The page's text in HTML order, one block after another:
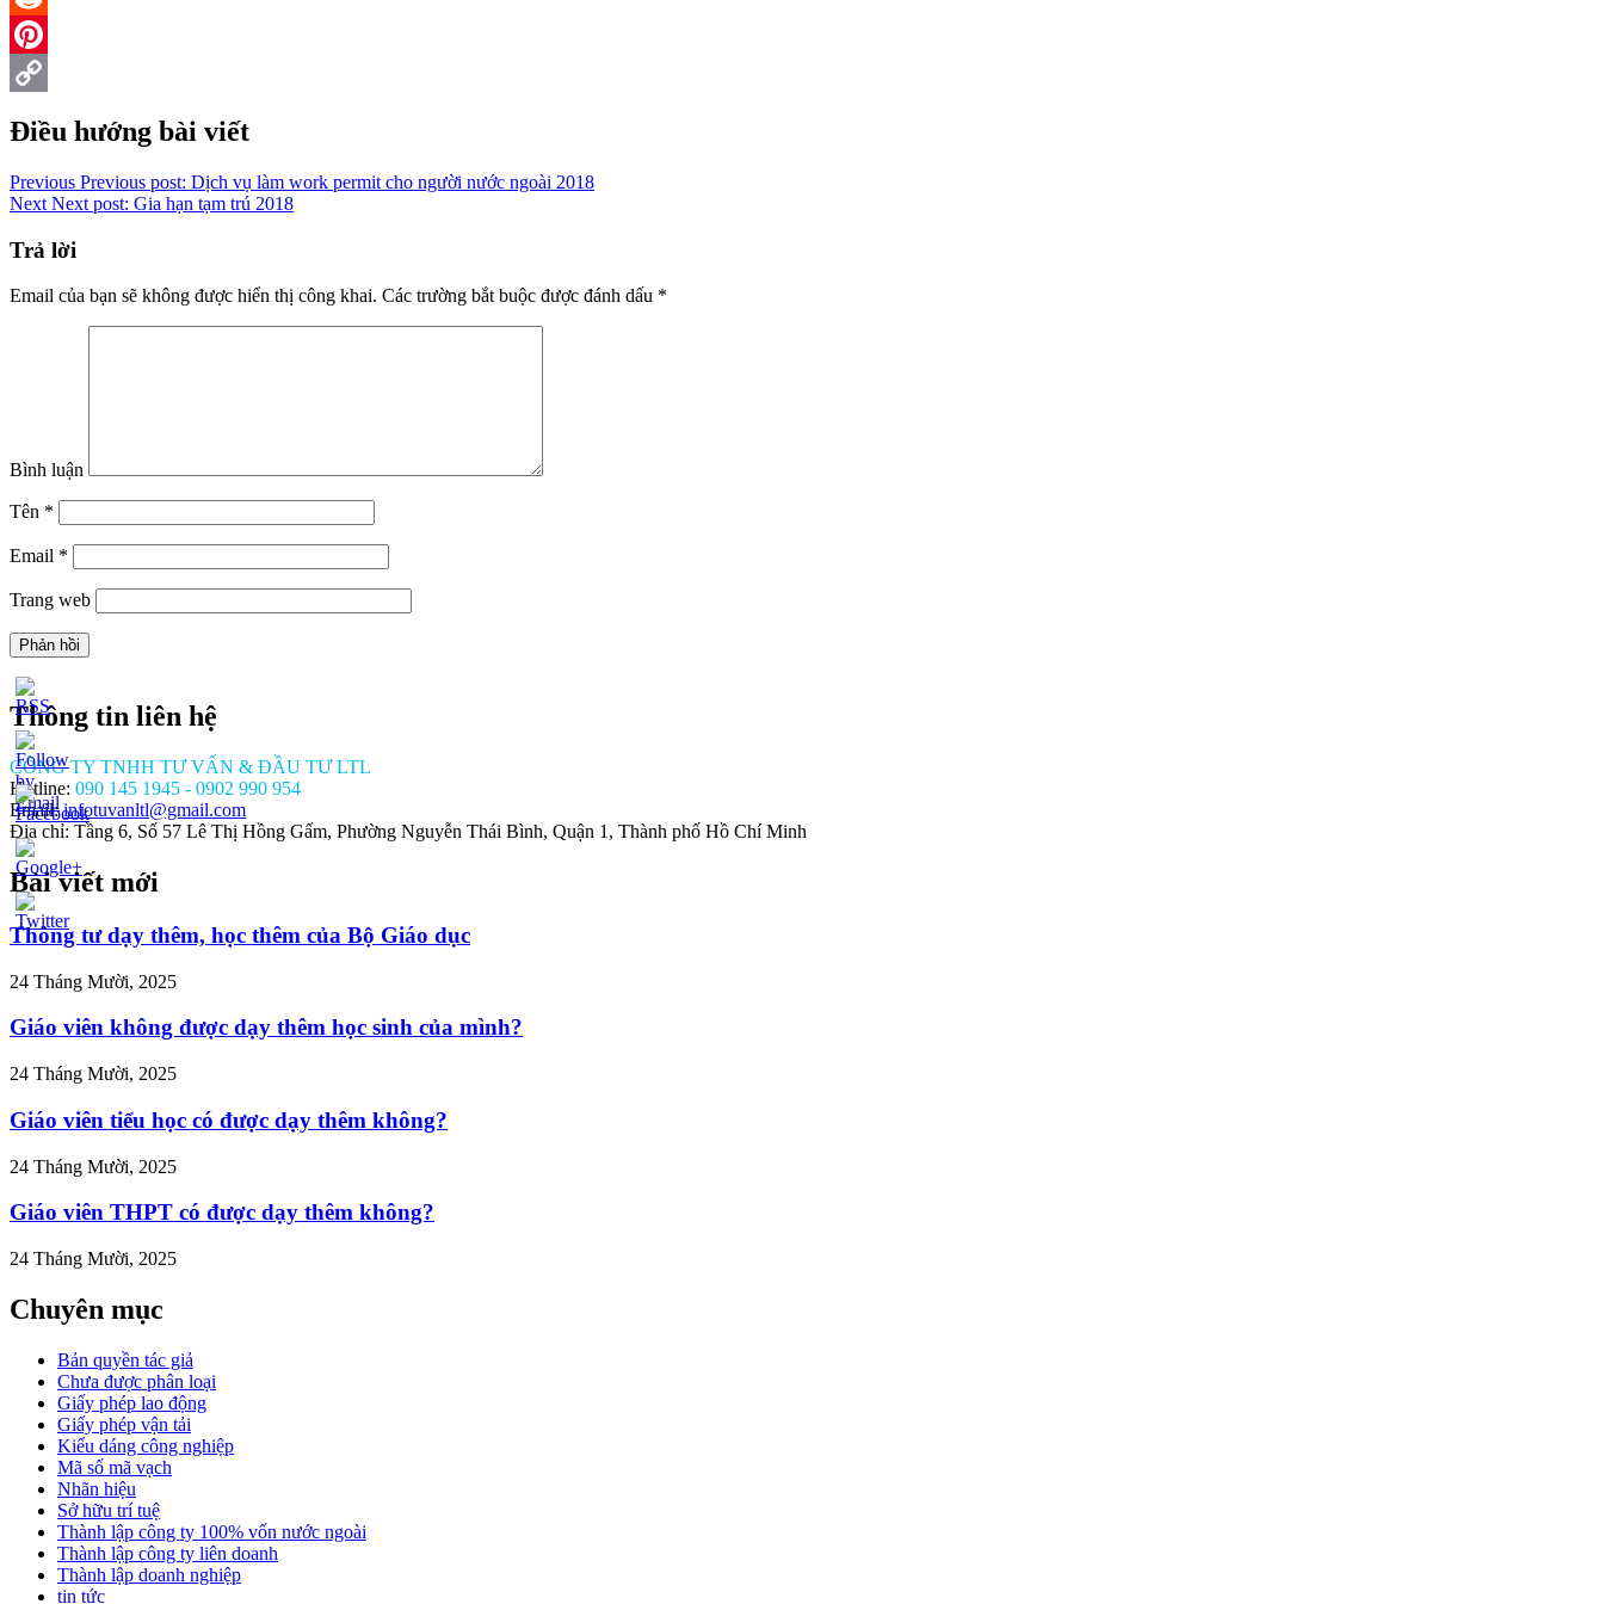
Reddit
Pinterest
Điều hướng bài viết
Previous Previous post: Dịch vụ làm work permit cho người nước ngoài 2018
Next Next post: Gia hạn tạm trú 2018
Trả lời
Email của bạn sẽ không được hiển thị công khai. Các trường bắt buộc được đánh dấu *
Bình luận
Tên *
Email *
Trang web
don-
Thông tin liên hệ
CÔNG TY TNHH TƯ VẤN & ĐẦU TƯ LTL
Hotline: 090 145 1945 - 0902 990 954
Email:infotuvanltl@gmail.com
Địa chỉ: Tầng 6, Số 57 Lê Thị Hồng Gấm, Phường Nguyễn Thái Bình, Quận 1, Thành phố Hồ Chí Minh
Bài viết mới
Thông tư dạy thêm, học thêm của Bộ Giáo dục
24 Tháng Mười, 2025
Giáo viên không được dạy thêm học sinh của mình?
24 Tháng Mười, 2025
Giáo viên tiểu học có được dạy thêm không?
24 Tháng Mười, 2025
Giáo viên THPT có được dạy thêm không?
24 Tháng Mười, 2025
Chuyên mục
Bản quyền tác giả
Chưa được phân loại
Giấy phép lao động
Giấy phép vận tải
Kiểu dáng công nghiệp
Mã số mã vạch
Nhãn hiệu
Sở hữu trí tuệ
Thành lập công ty 100% vốn nước ngoài
Thành lập công ty liên doanh
Thành lập doanh nghiệp
tin tức